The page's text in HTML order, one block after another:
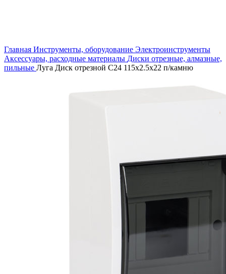
Главная Инструменты, оборудование Электроинструменты
Аксессуары, расходные материалы Диски отрезные, алмазные,
пильные Луга Диск отрезной С24 115х2.5х22 п/камню